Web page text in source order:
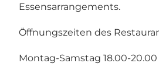
Essensarrangements.
Öffnungszeiten des
Montag-Samstag 18.00-